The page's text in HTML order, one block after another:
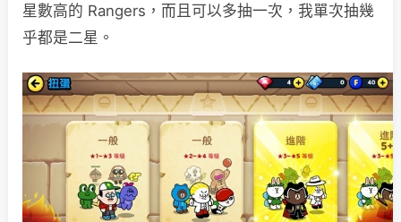
星數高的 Rangers，而且可以多抽一次，我單次抽幾
乎都是二星。